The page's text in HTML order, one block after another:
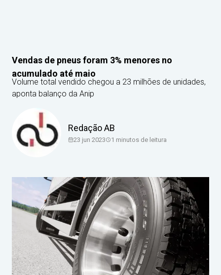
Vendas de pneus foram 3% menores no
acumulado até maio
Volume total vendido chegou a 23 milhões de unidades,
aponta balanço da Anip
Redação AB
23 jun 2023 1 minutos de leitura